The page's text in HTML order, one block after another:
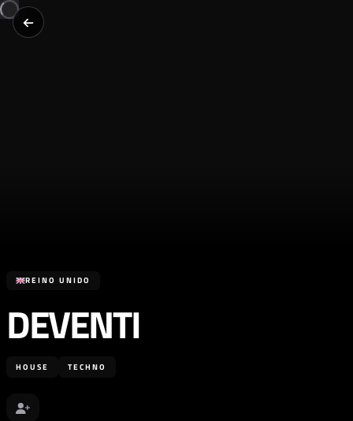
REINO UNIDO
DEVENTI
HOUSE TECHNO